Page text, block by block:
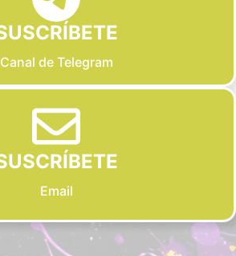
Canal de Telegram
Email